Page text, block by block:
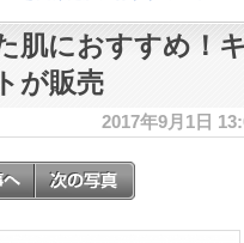
肌におすすめ！
が販売
2017年9月1日